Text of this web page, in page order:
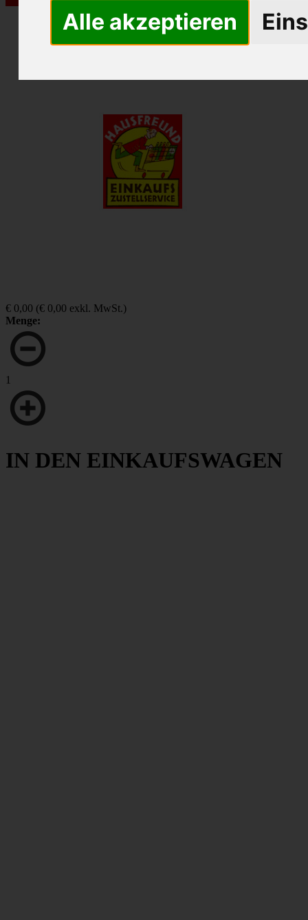
Alle akzeptieren
€ 0,00 (€ 0,00 exkl. MwSt.)
Menge:
1
IN DEN EINKAUFSWAGEN